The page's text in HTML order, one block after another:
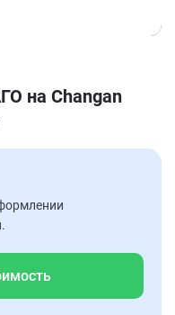
на Changan